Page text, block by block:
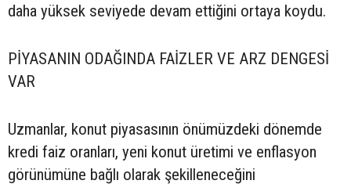
daha yüksek seviyede devam ettiğini ortaya koydu.
PİYASANIN ODAĞINDA FAİZLER VE ARZ DENGESİ
VAR
Uzmanlar, konut piyasasının önümüzdeki dönemde
kredi faiz oranları, yeni konut üretimi ve enflasyon
görünümüne bağlı olarak şekilleneceğini